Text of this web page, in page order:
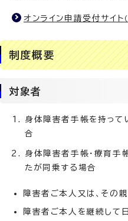
オンライン申請受付サイト
制度概要
対象者
身体障害者手帳を持って
合
身体障害者手帳・療育手
たが同乗する場合
障害者ご本人又は、その
障害者ご本人を継続して